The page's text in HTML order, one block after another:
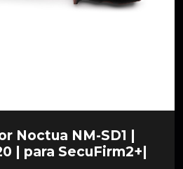
Noctua NM-SD1 |
| para SecuFirm2+|